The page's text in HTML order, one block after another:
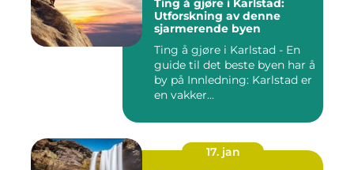
Ting å gjøre i Karlstad:
Utforskning av denne
sjarmerende byen
Ting å gjøre i Karlstad - En
guide til det beste byen har å
by på Innledning: Karlstad er
en vakker...
17. jan